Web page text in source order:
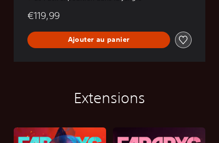
€119,99
Ajouter au panier
Extensions